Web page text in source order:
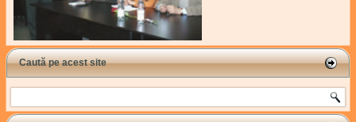
Caută pe acest site
Search